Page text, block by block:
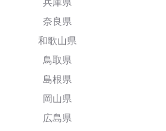
奈良県
和歌山県
鳥取県
島根県
岡山県
広島県